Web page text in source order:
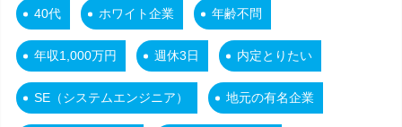
40代 ホワイト企業 年齢不問
年収1,000万円 週休3日 内定とりたい
SE（システムエンジニア） 地元の有名企業